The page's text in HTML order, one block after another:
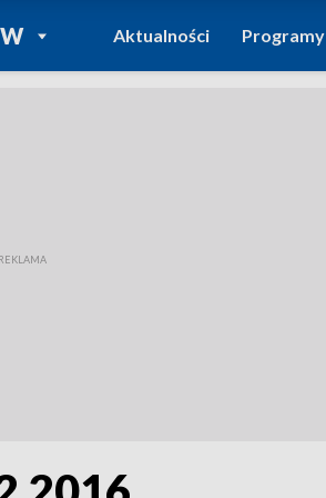
DO
REGIONY
Aktualności Programy